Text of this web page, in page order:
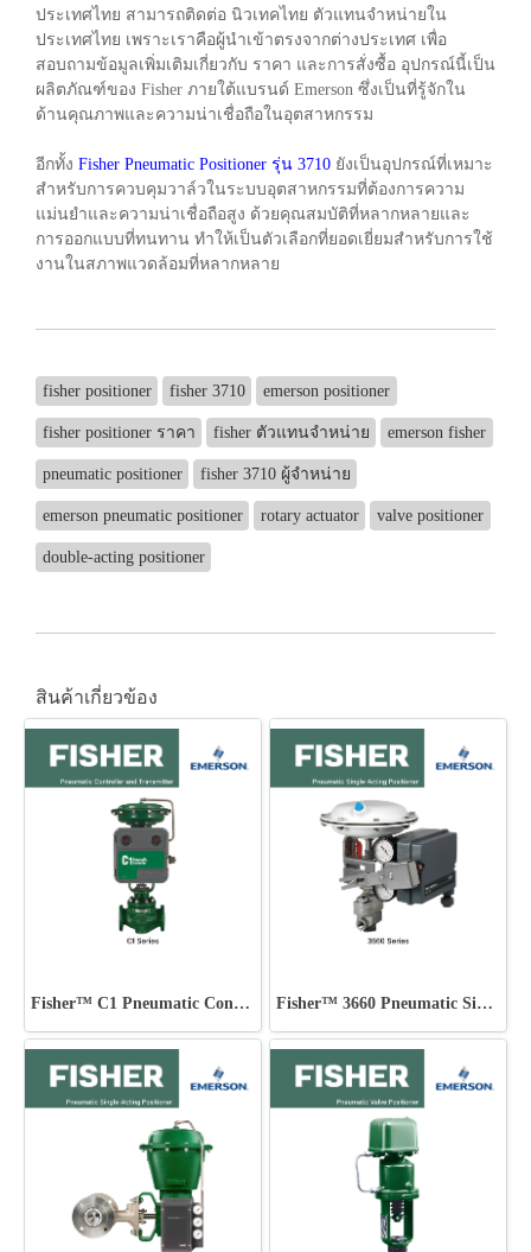
ประเทศไทย สามารถติดต่อ นิวเทคไทย ตัวแทนจำหน่ายใน
ประเทศไทย เพราะเราคือผู้นำเข้าตรงจากต่างประเทศ เพื่อ
สอบถามข้อมูลเพิ่มเติมเกี่ยวกับ ราคา และการสั่งซื้อ อุปกรณ์นี้เป็น
ผลิตภัณฑ์ของ Fisher ภายใต้แบรนด์ Emerson ซึ่งเป็นที่รู้จักใน
ด้านคุณภาพและความน่าเชื่อถือในอุตสาหกรรม
อีกทั้ง Fisher Pneumatic Positioner รุ่น 3710 ยังเป็นอุปกรณ์ที่เหมาะ
สำหรับการควบคุมวาล์วในระบบอุตสาหกรรมที่ต้องการความ
แม่นยำและความน่าเชื่อถือสูง ด้วยคุณสมบัติที่หลากหลายและ
การออกแบบที่ทนทาน ทำให้เป็นตัวเลือกที่ยอดเยี่ยมสำหรับการใช้
งานในสภาพแวดล้อมที่หลากหลาย
fisher positioner fisher 3710 emerson positioner
fisher positioner ราคา fisher ตัวแทนจำหน่าย emerson fisher
pneumatic positioner fisher 3710 ผู้จำหน่าย
emerson pneumatic positioner rotary actuator valve positioner
double-acting positioner
สินค้าเกี่ยวข้อง
Fisher™ C1 Pneumatic Controller and Transmitter Fisher™ 3660 Pneumatic Single-Acting Positioner